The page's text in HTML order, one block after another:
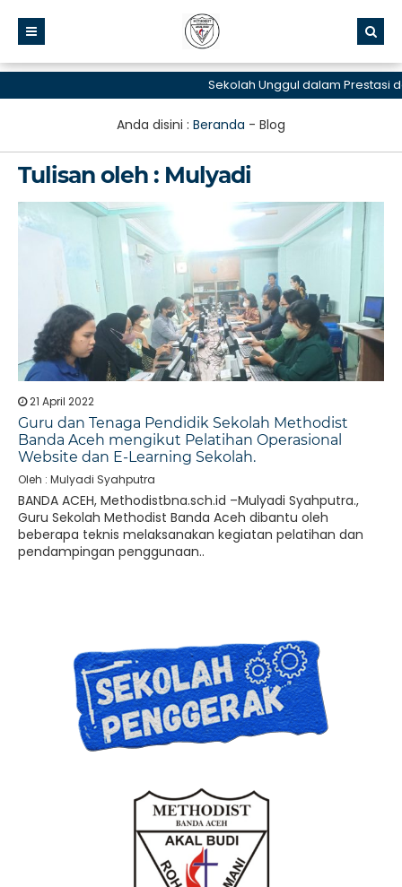
Sekolah Unggul dalam Prestasi
Anda disini : Beranda - Blog
Tulisan oleh : Mulyadi
21 April 2022
Guru dan Tenaga Pendidik Sekolah Methodist
Banda Aceh mengikut Pelatihan Operasional
Website dan E-Learning Sekolah.
Oleh : Mulyadi Syahputra
BANDA ACEH, Methodistbna.sch.id –Mulyadi Syahputra.,
Guru Sekolah Methodist Banda Aceh dibantu oleh
beberapa teknis melaksanakan kegiatan pelatihan dan
pendampingan penggunaan..